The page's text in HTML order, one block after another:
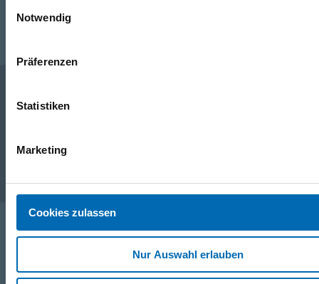
Notwendig
Präferenzen
Statistiken
Marketing
Cookies zulassen
Nur Auswahl erlauben
Folgen Sie uns